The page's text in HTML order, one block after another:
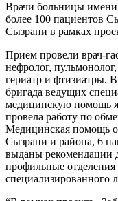
Врачи больницы имени
более 100 пациентов
Сызрани в рамках
Прием провели врач-
нефролог,
гериатр и фтизиатры.
бригада ведущих
медицинскую помощь
провела работу по
Медицинская помощь
Сызрани и района, 6
выданы рекомендации
профильные
специализированного